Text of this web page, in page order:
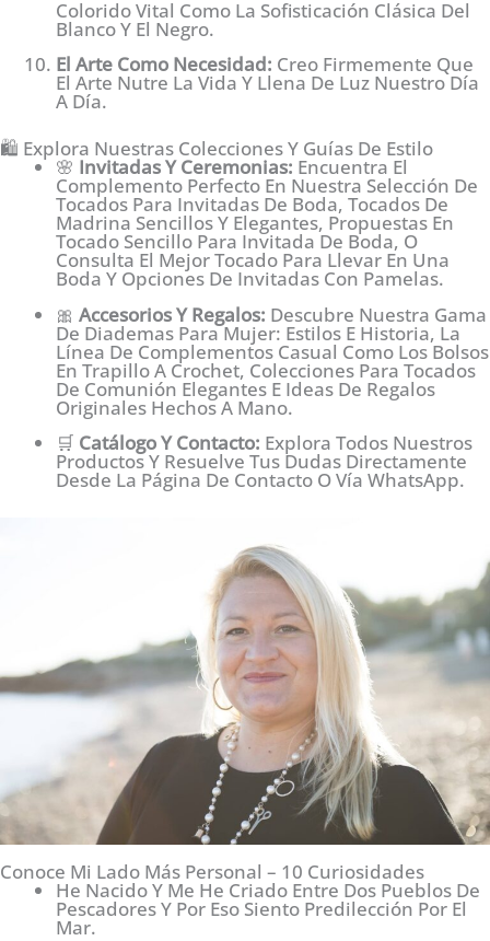
Colorido Vital Como La Sofisticación Clásica Del
Blanco Y El Negro.
El Arte Como Necesidad: Creo Firmemente Que
El Arte Nutre La Vida Y Llena De Luz Nuestro Día
A Día.
🛍️ Explora Nuestras Colecciones Y Guías De Estilo
🌸 Invitadas Y Ceremonias: Encuentra El
Complemento Perfecto En Nuestra Selección De
Tocados Para Invitadas De Boda, Tocados De
Madrina Sencillos Y Elegantes, Propuestas En
Tocado Sencillo Para Invitada De Boda, O
Consulta El Mejor Tocado Para Llevar En Una
Boda Y Opciones De Invitadas Con Pamelas.
🎀 Accesorios Y Regalos: Descubre Nuestra Gama
De Diademas Para Mujer: Estilos E Historia, La
Línea De Complementos Casual Como Los Bolsos
En Trapillo A Crochet, Colecciones Para Tocados
De Comunión Elegantes E Ideas De Regalos
Originales Hechos A Mano.
🛒 Catálogo Y Contacto: Explora Todos Nuestros
Productos Y Resuelve Tus Dudas Directamente
Desde La Página De Contacto O Vía WhatsApp.
Conoce Mi Lado Más Personal – 10 Curiosidades
He Nacido Y Me He Criado Entre Dos Pueblos De
Pescadores Y Por Eso Siento Predilección Por El
Mar.